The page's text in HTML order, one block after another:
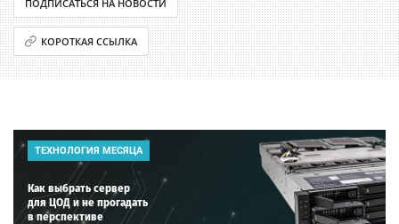
ПОДПИСАТЬСЯ НА НОВОСТИ
КОРОТКАЯ ССЫЛКА
ТЕХНОЛОГИЯ МЕСЯЦА
Как выбрать сервер
для ЦОД и не прогадать
в перспективе